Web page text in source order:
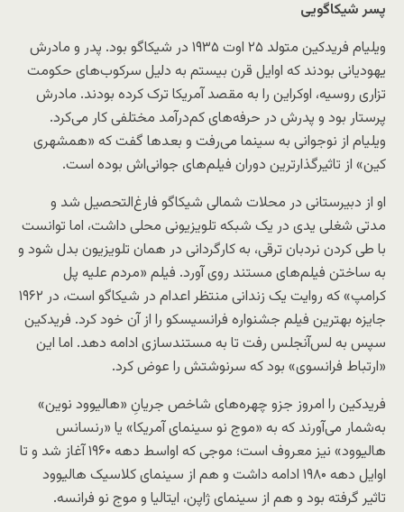
پسر شیکاگویی
ویلیام فریدکین متولد ۲۵ اوت ۱۹۳۵ در شیکاگو بود. پدر و مادرش
یهودیانی بودند که اوایل قرن بیستم به دلیل سرکوب‌های حکومت
تزاری روسیه، اوکراین را به مقصد آمریکا ترک کرده بودند. مادرش
پرستار بود و پدرش در حرفه‌های کم‌درآمد مختلفی کار می‌کرد.
ویلیام از نوجوانی به سینما می‌رفت و بعدها گفت که «همشهری
کین» از تاثیرگذارترین دوران فیلم‌های جوانی‌اش بوده است.
او از دبیرستانی در محلات شمالی شیکاگو فارغ‌التحصیل شد و
مدتی شغلی یدی در یک شبکه تلویزیونی محلی داشت، اما توانست
با طی کردن نردبان ترقی، به کارگردانی در همان تلویزیون بدل شود و
به ساختن فیلم‌های مستند روی آورد. فیلم «مردم علیه پل
کرامپ» که روایت یک زندانی منتظر اعدام در شیکاگو است، در ۱۹۶۲
جایزه بهترین فیلم جشنواره فرانسیسکو را از آن خود کرد. فریدکین
سپس به لس‌آنجلس رفت تا به مستندسازی ادامه دهد. اما این
«ارتباط فرانسوی» بود که سرنوشتش را عوض کرد.
فریدکین را امروز جزو چهره‌های شاخص جریانِ «هالیوود نوین»‌
به‌شمار می‌آورند که به «موج نو سینمای آمریکا» یا «رنسانس
هالیوود» نیز معروف است؛ موجی که اواسط دهه ۱۹۶۰ آغاز شد و تا
اوایل دهه ۱۹۸۰ ادامه داشت و هم از سینمای کلاسیک هالیوود
تاثیر گرفته بود و هم از سینمای ژاپن، ایتالیا و موج نو فرانسه.